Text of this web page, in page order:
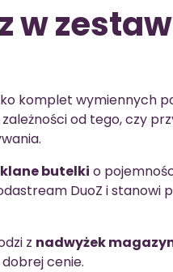
w
komplet wymiennych
od tego, czy
butelki o
DuoZ i stanowi
z nadwyżek
cenie.